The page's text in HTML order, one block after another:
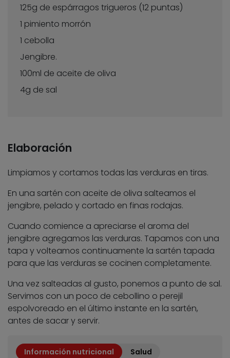
125g de espárragos trigueros (12 puntas)
1 pimiento morrón
1 cebolla
Jengibre.
100ml de aceite de oliva
4g de sal
Elaboración
Limpiamos y cortamos todas las verduras en tiras.
En una sartén con aceite de oliva salteamos el
jengibre, pelado y cortado en finas rodajas.
Cuando comience a apreciarse el aroma del
jengibre agregamos las verduras. Tapamos con una
tapa y volteamos continuamente la sartén tapada
para que las verduras se cocinen completamente.
Una vez salteadas al gusto, ponemos a punto de sal.
Servimos con un poco de cebollino o perejil
espolvoreado en el último instante en la sartén,
antes de sacar y servir.
Información nutricional Salud